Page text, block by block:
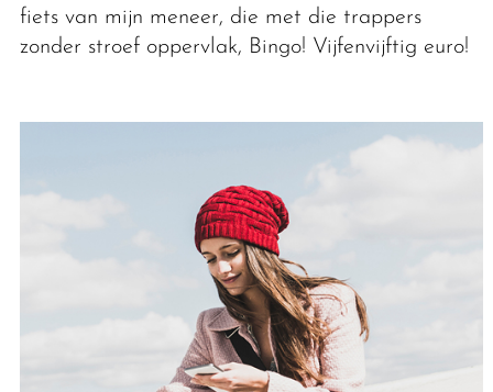
fiets van mijn meneer, die met die trappers
zonder stroef oppervlak, Bingo! Vijfenvijftig euro!